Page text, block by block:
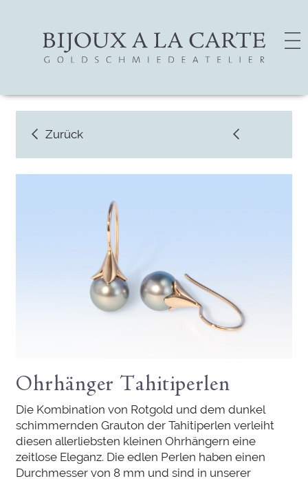
Zurück
Ohrhänger Tahitiperlen
Die Kombination von Rotgold und dem dunkel
schimmernden Grauton der Tahitiperlen verleiht
diesen allerliebsten kleinen Ohrhängern eine
zeitlose Eleganz. Die edlen Perlen haben einen
Durchmesser von 8 mm und sind in unserer